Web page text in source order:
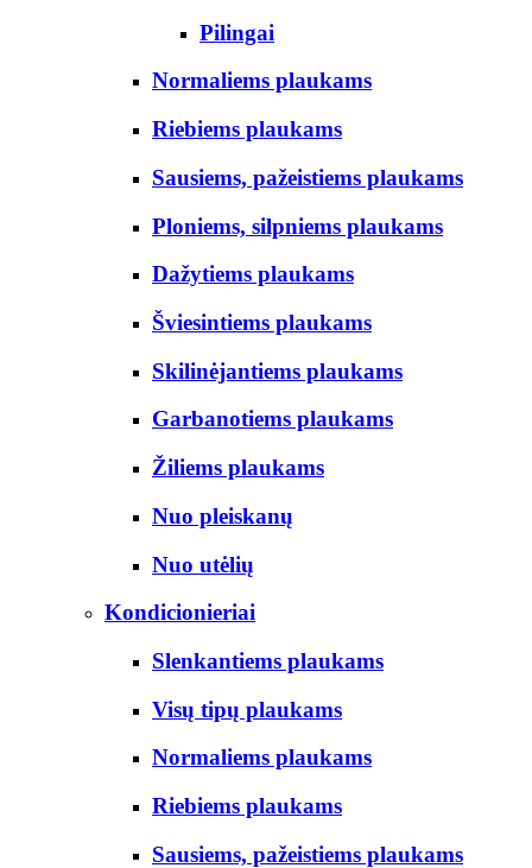
Pilingai
Normaliems plaukams
Riebiems plaukams
Sausiems, pažeistiems plaukams
Ploniems, silpniems plaukams
Dažytiems plaukams
Šviesintiems plaukams
Skilinėjantiems plaukams
Garbanotiems plaukams
Žiliems plaukams
Nuo pleiskanų
Nuo utėlių
Kondicionieriai
Slenkantiems plaukams
Visų tipų plaukams
Normaliems plaukams
Riebiems plaukams
Sausiems, pažeistiems plaukams